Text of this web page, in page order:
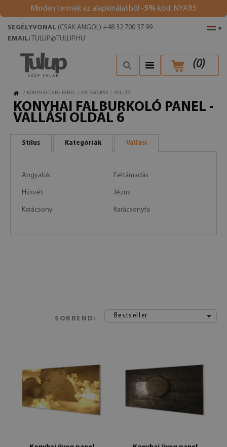
Minden termék az alapkínálatból -5% kód: NYAR5
▾
SEGÉLYVONAL (CSAK ANGOL) +48 32 700 37 99
EMAIL: TULUP@TULUP.HU
(0)
/ KONYHAI ÜVEG PANEL / KATEGÓRIÁK / VALLÁSI
KONYHAI FALBURKOLÓ PANEL -
VALLÁSI OLDAL 6
Stílus Kategóriák Vallási
Angyalok Feltámadás
Húsvét Jézus
Karácsony Karácsonyfa
SORREND: Bestseller